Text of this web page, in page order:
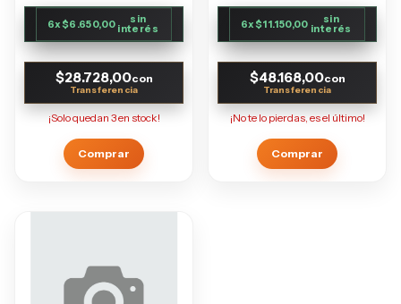
6x$6.650,00 sin
interés
$28.728,00con
¡Solo quedan 3en stock!
6x$11.150,00 sin
interés
$48.168,00con
¡No te lo pierdas, es el último!